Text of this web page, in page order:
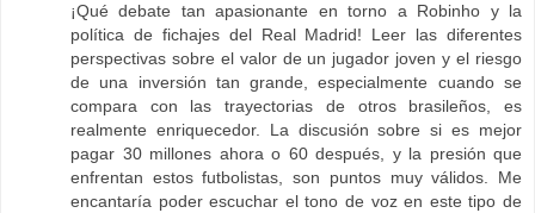
¡Qué debate tan apasionante en torno a Robinho y la
política de fichajes del Real Madrid! Leer las diferentes
perspectivas sobre el valor de un jugador joven y el riesgo
de una inversión tan grande, especialmente cuando se
compara con las trayectorias de otros brasileños, es
realmente enriquecedor. La discusión sobre si es mejor
pagar 30 millones ahora o 60 después, y la presión que
enfrentan estos futbolistas, son puntos muy válidos. Me
encantaría poder escuchar el tono de voz en este tipo de